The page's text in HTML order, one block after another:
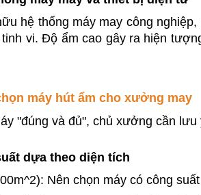
hệ thống máy may công
vi. Độ ẩm cao gây ra hiện
máy hút ẩm cho xưởng may
"đúng và đủ", chủ xưởng cần lưu
dựa theo diện tích
Nên chọn máy có công